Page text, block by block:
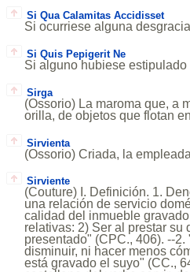
Si Qua Calamitas Accidisset
Si ocurriese alguna
Si Quis Pepigerit Ne
Si alguno hubiese estipulado
Sirga
(Ossorio) La maroma que, a
orilla, de objetos que flotan
Sirvienta
(Ossorio) Criada, la
Sirviente
(Couture) I. Definición. 1.
una relación de servicio
calidad del inmueble
relativas: 2) Ser al prestar
presentado" (CPC., 406). --
disminuir, ni hacer menos
está gravado el suyo" (CC.,